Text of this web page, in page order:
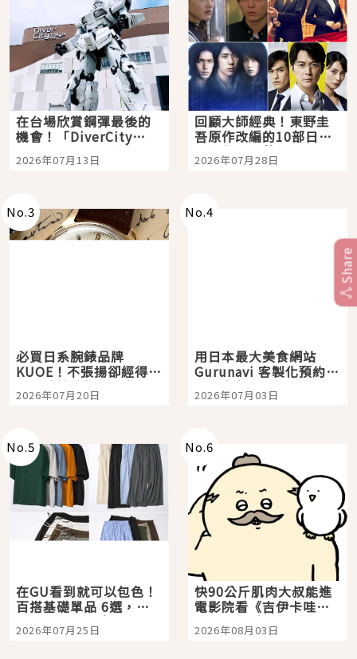
在台場欣賞鋼彈最後的
機會！「DiverCity
Tokyo Plaza」搭船、
購物、美食及夜景，一
2026年07月13日
回顧大師經典！東野圭
吾原作改編的10部日本
影視作品推薦
2026年07月28日
No.3
必買日系腕錶品牌
KUOE！不張揚卻經得起
時間洗鍊的經典之作五
選
2026年07月20日
No.4
用日本最大美食網站
Gurunavi 客製化預約九
大都市餐廳，打造專屬
美食體驗！
2026年07月03日
No.5
在GU看到就可以包色！
百搭基礎單品 6選，閉
眼全收也不心疼
2026年07月25日
No.6
快90公斤肌肉大叔能進
電影院看《吉伊卡哇》
嗎？日本重金屬樂團
「打首」會長與nagano
2026年08月03日
Share